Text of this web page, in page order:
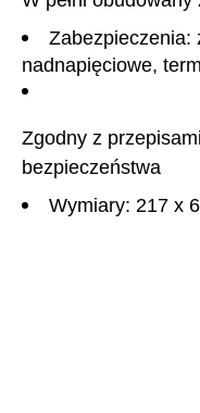
Zabezpieczenia:
nadnapięciowe,
Zgodny z
bezpieczeństwa
Wymiary: 217 x